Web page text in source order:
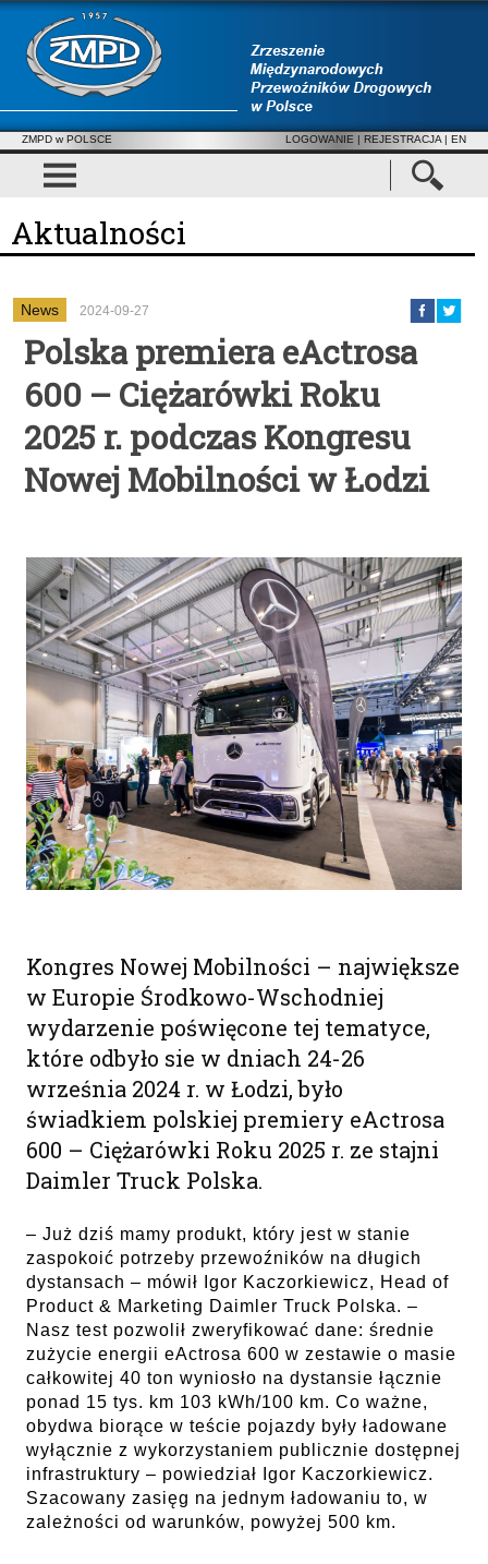
ZMPD w POLSCE LOGOWANIE | REJESTRACJA | EN
Aktualności
News 2024-09-27
Polska premiera eActrosa
600 – Ciężarówki Roku
2025 r. podczas Kongresu
Nowej Mobilności w Łodzi
Kongres Nowej Mobilności – największe
w Europie Środkowo-Wschodniej
wydarzenie poświęcone tej tematyce,
które odbyło sie w dniach 24-26
września 2024 r. w Łodzi, było
świadkiem polskiej premiery eActrosa
600 – Ciężarówki Roku 2025 r. ze stajni
Daimler Truck Polska.
– Już dziś mamy produkt, który jest w stanie
zaspokoić potrzeby przewoźników na długich
dystansach – mówił Igor Kaczorkiewicz, Head of
Product & Marketing Daimler Truck Polska. –
Nasz test pozwolił zweryfikować dane: średnie
zużycie energii eActrosa 600 w zestawie o masie
całkowitej 40 ton wyniosło na dystansie łącznie
ponad 15 tys. km 103 kWh/100 km. Co ważne,
obydwa biorące w teście pojazdy były ładowane
wyłącznie z wykorzystaniem publicznie dostępnej
infrastruktury – powiedział Igor Kaczorkiewicz.
Szacowany zasięg na jednym ładowaniu to, w
zależności od warunków, powyżej 500 km.